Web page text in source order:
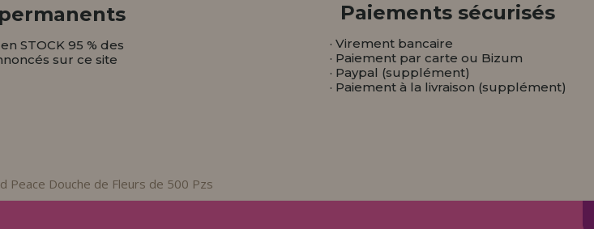
STOCK 95 % des
sur ce site
Paiements sécurisés
· Virement bancaire
· Paiement par carte ou Bizum
· Paypal (supplément)
· Paiement à la livraison (supplément)
Peace Douche de Fleurs de 500 Pzs